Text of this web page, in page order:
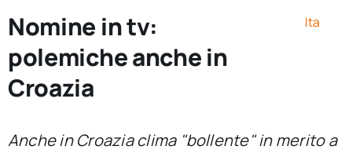
Ricerca e divulgazione
Nomine in tv:
polemiche anche in
Croazia
Ita
Anche in Croazia clima "bollente" in merito a